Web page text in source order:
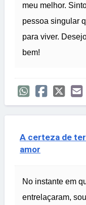
meu melhor.
pessoa singular
para viver.
bem!
A certeza de
amor
No instante em
entrelaçaram,